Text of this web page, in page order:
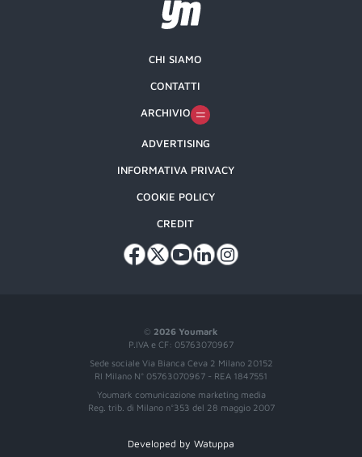
© 2026 Youmark
P.IVA e CF: 05763070967
Sede sociale Via Bianca Ceva 2 Milano 20152
RI Milano N° 05763070967 - REA 1847551
Youmark comunicazione marketing media
Reg. trib. di Milano n°353 del 28 maggio 2007
CHI SIAMO
CONTATTI
ARCHIVIO
ADVERTISING
INFORMATIVA PRIVACY
COOKIE POLICY
CREDIT
Developed by Watuppa